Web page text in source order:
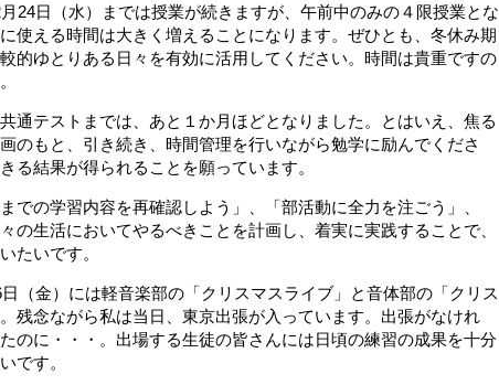
24日（水）までは授業が続きますが、午前中のみの４限授業とな
使える時間は大きく増えることになります。ぜひとも、冬休み期
的ゆとりある日々を有効に活用してください。時間は貴重ですの
通テストまでは、あと１か月ほどとなりました。とはいえ、焦る
のもと、引き続き、時間管理を行いながら勉学に励んでくださ
る結果が得られることを願っています。
の学習内容を再確認しよう」、「部活動に全力を注ごう」、
の生活においてやるべきことを計画し、着実に実践することで、
たいです。
（金）には軽音楽部の「クリスマスライブ」と音体部の「クリス
残念ながら私は当日、東京出張が入っています。出張がなけれ
のに・・・。出場する生徒の皆さんには日頃の練習の成果を十分
です。